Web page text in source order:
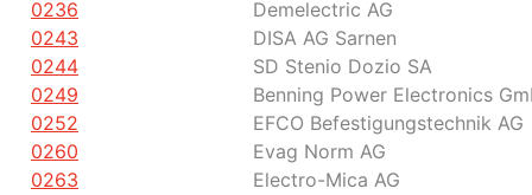
0236
Demelectric AG
0243
DISA AG Sarnen
0244
SD Stenio Dozio SA
0249
Benning Power Electronics
0252
EFCO Befestigungstechnik AG
0260
Evag Norm AG
0263
Electro-Mica AG